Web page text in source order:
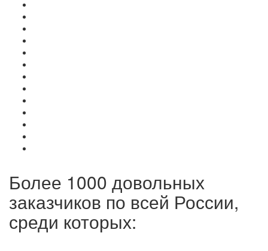
Более 1000 довольных
заказчиков по всей России,
среди которых: